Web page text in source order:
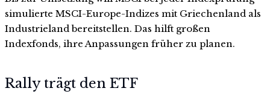
simulierte MSCI-Europe-Indizes mit Griechenland als
Industrieland bereitstellen. Das hilft großen
Indexfonds, ihre Anpassungen früher zu planen.
Rally trägt den ETF